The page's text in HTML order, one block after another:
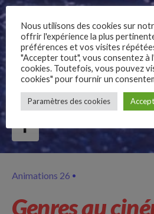
Animations 26
Genres au
Nous utilisons des cookies sur
offrir l'expérience la plus
préférences et vos visites
"Accepter tout", vous consentez à
cookies. Toutefois, vous pouvez
cookies" pour fournir un
Paramètres des cookies